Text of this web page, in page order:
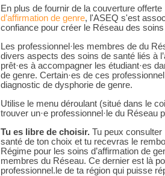
En plus de fournir de la couverture
d’affirmation de genre, l'ASEQ s'est
confiance pour créer le Réseau des soins
Les professionnel·les membres de du
divers aspects des soins de santé liés à
prêt·es à accompagner les étudiant·es
de genre. Certain·es de ces
diagnostic de dysphorie de genre.
Utilise le menu déroulant (situé dans le
trouver un·e professionnel·le du Réseau
Tu es libre de choisir. Tu peux consulter
santé de ton choix et tu recevras le
Régime pour les soins d’affirmation de
membres du Réseau. Ce dernier est là
professionnel.le de ta région qui puisse